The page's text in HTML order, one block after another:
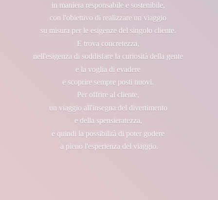
in maniera responsabile e sostenibile,
con l'obiettivo di realizzare un viaggio
su misura per le esigenze del singolo cliente.
E trova concretezza,
nell'esigenza di soddisfare la curiosità della gente
e la voglia di evadere
e scoprire sempre posti nuovi.
Per offrire al cliente,
un viaggio all'insegna del divertimento
e della spensieratezza,
e quindi la possibilità di poter godere
a pieno l'esperienza del viaggio.